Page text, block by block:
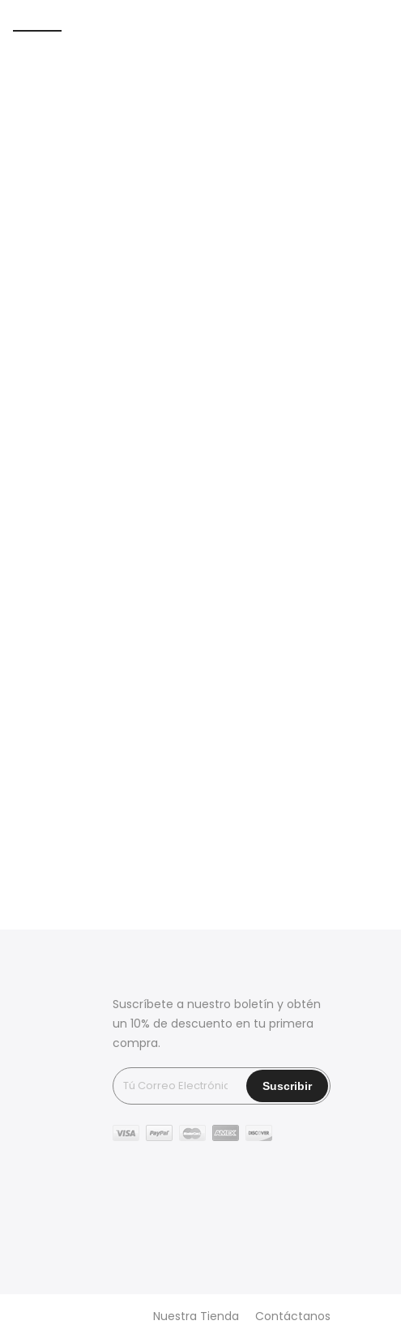
Suscríbete a nuestro boletín y obtén
un 10% de descuento en tu primera
compra.
Nuestra Tienda Contáctanos